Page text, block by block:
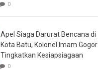
0
Apel Siaga Darurat Bencana di
Kota Batu, Kolonel Imam Gogor
Tingkatkan Kesiapsiagaan
0